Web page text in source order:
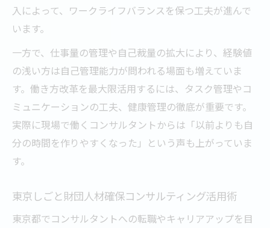
入によって、ワークライフバランスを保つ工夫が進んで
います。
一方で、仕事量の管理や自己裁量の拡大により、経験値
の浅い方は自己管理能力が問われる場面も増えていま
す。働き方改革を最大限活用するには、タスク管理やコ
ミュニケーションの工夫、健康管理の徹底が重要です。
実際に現場で働くコンサルタントからは「以前よりも自
分の時間を作りやすくなった」という声も上がっていま
す。
東京しごと財団人材確保コンサルティング活用術
東京都でコンサルタントへの転職やキャリアアップを目